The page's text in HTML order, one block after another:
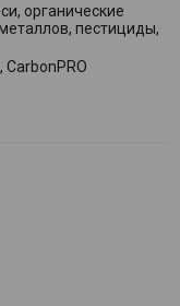
органические
пестициды,
CarbonPRO